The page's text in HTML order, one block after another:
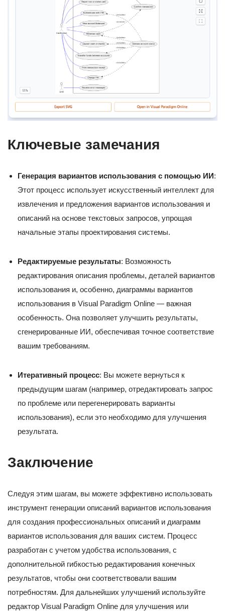
Ключевые замечания
Генерация вариантов использования с помощью ИИ:
Этот процесс использует искусственный интеллект для
извлечения и предложения вариантов использования и
описаний на основе текстовых запросов, упрощая
начальные этапы проектирования системы.
Редактируемые результаты: Возможность
редактирования описания проблемы, деталей вариантов
использования и, особенно, диаграммы вариантов
использования в Visual Paradigm Online — важная
особенность. Она позволяет улучшить результаты,
сгенерированные ИИ, обеспечивая точное соответствие
вашим требованиям.
Итеративный процесс: Вы можете вернуться к
предыдущим шагам (например, отредактировать запрос
по проблеме или перегенерировать варианты
использования), если это необходимо для улучшения
результата.
Заключение
Следуя этим шагам, вы можете эффективно использовать
инструмент генерации описаний вариантов использования
для создания профессиональных описаний и диаграмм
вариантов использования для ваших систем. Процесс
разработан с учетом удобства использования, с
дополнительной гибкостью редактирования конечных
результатов, чтобы они соответствовали вашим
потребностям. Для дальнейших улучшений используйте
редактор Visual Paradigm Online для улучшения или